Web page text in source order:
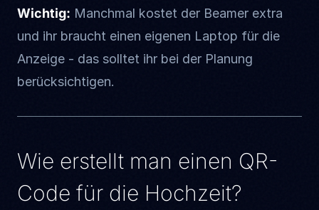
Wichtig: Manchmal kostet der Beamer extra
und ihr braucht einen eigenen Laptop für die
Anzeige - das solltet ihr bei der Planung
berücksichtigen.
Wie erstellt man einen QR-
Code für die Hochzeit?